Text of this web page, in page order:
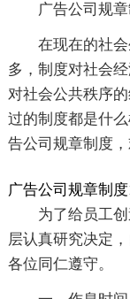
广告公司规
在现在的社
多，制度对社会
对社会公共秩序
过的制度都是什
告公司规章制度，
广告公司规章制度
为了给员工
层认真研究决定
各位同仁遵守。